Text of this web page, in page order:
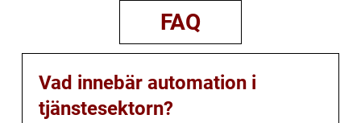
FAQ
Vad innebär automation i
tjänstesektorn?